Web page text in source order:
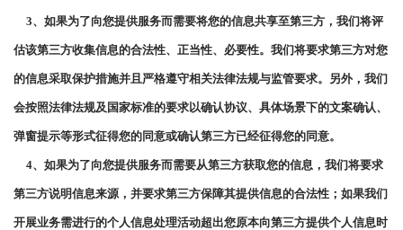
3、如果为了向您提供服务而需要将您的信息共享至第三方，我们将评
估该第三方收集信息的合法性、正当性、必要性。我们将要求第三方对您
的信息采取保护措施并且严格遵守相关法律法规与监管要求。另外，我们
会按照法律法规及国家标准的要求以确认协议、具体场景下的文案确认、
弹窗提示等形式征得您的同意或确认第三方已经征得您的同意。
4、如果为了向您提供服务而需要从第三方获取您的信息，我们将要求
第三方说明信息来源，并要求第三方保障其提供信息的合法性；如果我们
开展业务需进行的个人信息处理活动超出您原本向第三方提供个人信息时